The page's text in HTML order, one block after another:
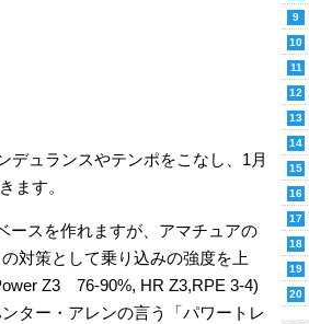
デュランスやテンポをこなし、1月
ます。
ースを作れますが、アマチュアの
対策として乗り込みの強度を上
Z3 76-90%, HR Z3,RPE 3-4)
ター・アレンの言う「パワートレ